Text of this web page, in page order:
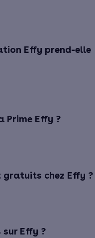
Effy prend-elle
Prime Effy ?
gratuits chez Effy ?
Effy ?